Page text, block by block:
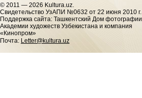
© 2011 — 2026 Kultura.uz.
Cвидетельство УзАПИ №0632 от 22 июня 2010 г.
Поддержка сайта: Ташкентский Дом фотографии
Академии художеств Узбекистана и компания
«Кинопром»
Почта: Letter@kultura.uz